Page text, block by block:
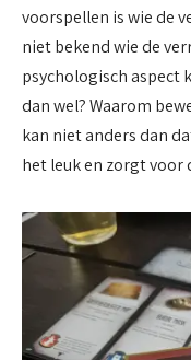
voorspellen is wie de
niet bekend wie de
psychologisch aspect
dan wel? Waarom
kan niet anders dan
het leuk en zorgt voor